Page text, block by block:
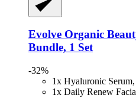
Evolve Organic
Bundle, 1 Set
-32%
1x Hyaluronic
1x Daily Renew